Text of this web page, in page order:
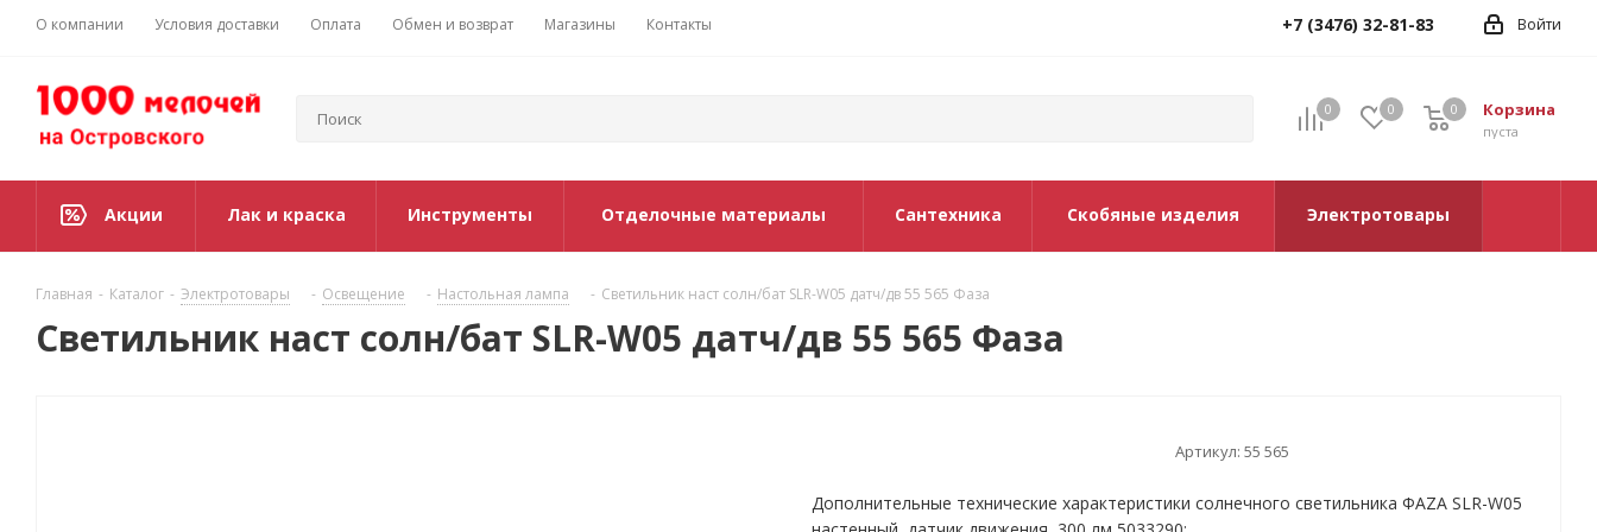
О компании Условия доставки Оплата Обмен и возврат Магазины Контакты Войти
+7 (3476) 32-81-83
0 0 Корзина
0
пуста
0
Акции Лак и краска Инструменты Отделочные материалы Сантехника Скобяные изделия Электротовары
Главная - Каталог - Электротовары - Освещение - Настольная лампа - Светильник наст солн/бат SLR-W05 датч/дв 55 565 Фаза
Светильник наст солн/бат SLR-W05 датч/дв 55 565 Фаза
Артикул: 55 565
Дополнительные технические характеристики солнечного светильника ФАZА SLR-W05